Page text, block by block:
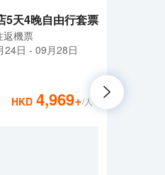
5天4晚自由行套票
返機票
24日 - 09月28日
HKD 4,969+/人